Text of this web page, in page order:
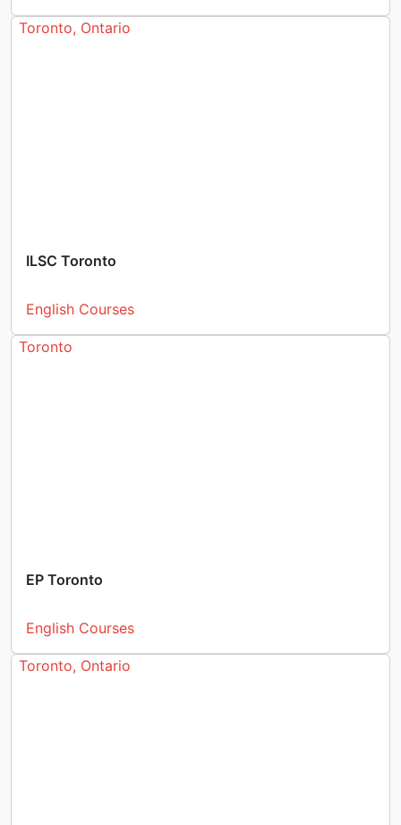
Toronto, Ontario
ILSC Toronto
English Courses
Toronto
EP Toronto
English Courses
Toronto, Ontario